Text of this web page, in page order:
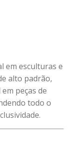
em esculturas e
alto padrão,
peças de
todo o